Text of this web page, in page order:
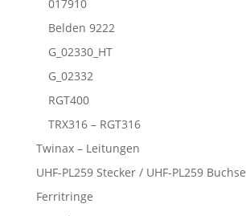
017910
Belden 9222
G_02330_HT
G_02332
RGT400
TRX316 – RGT316
Twinax – Leitungen
UHF-PL259 Stecker / UHF-PL259 Buchse
Ferritringe